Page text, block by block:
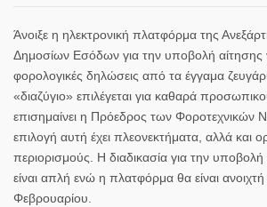
Άνοιξε η ηλεκτρονική πλατφόρμα της
Δημοσίων Εσόδων για την υποβολή αίτησης
φορολογικές δηλώσεις από τα έγγαμα
«διαζύγιο» επιλέγεται για καθαρά
επισημαίνει η Πρόεδρος των
επιλογή αυτή έχει πλεονεκτήματα, αλλά και
περιορισμούς. Η διαδικασία για την
είναι απλή ενώ η πλατφόρμα θα είναι
Φεβρουαρίου.